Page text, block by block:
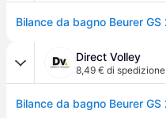
Direct Volley
8,49 € di spedizione